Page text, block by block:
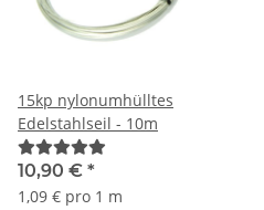
15kp nylonumhülltes
Edelstahlseil - 10m
10,90 € *
1,09 € pro 1 m